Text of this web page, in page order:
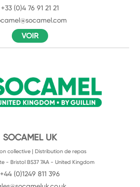
+33 (0)4 76 91 21 21
VOIR
SOCAMEL UK
collective | Distribution de repas
- Bristol BS37 7AA - United Kingdom
+44 (0)1249 811 396